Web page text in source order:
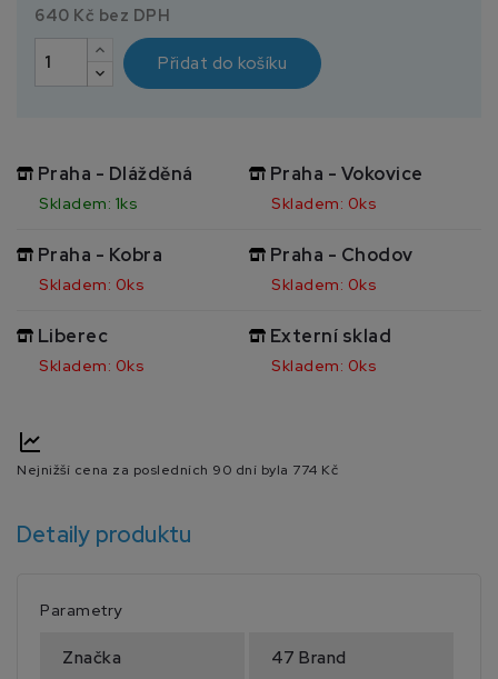
640 Kč bez DPH
Přidat do košíku
Praha - Dlážděná
Skladem: 1ks
Praha - Vokovice
Skladem: 0ks
Praha - Kobra
Skladem: 0ks
Praha - Chodov
Skladem: 0ks
Liberec
Skladem: 0ks
Externí sklad
Skladem: 0ks
Nejnižší cena za posledních 90 dní byla 774 Kč
Detaily produktu
Parametry
Značka 47 Brand